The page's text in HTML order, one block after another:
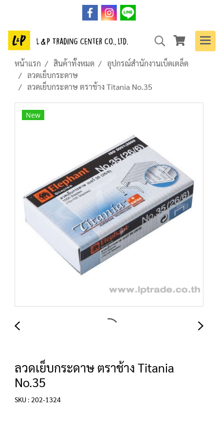
หน้าแรก สินค้าทั้งหมด
อุปกรณ์สำนักงานเบ็ดเตล็ด
ลวดเย็บกระดาษ
ลวดเย็บกระดาษ ตราช้าง Titania No.35
New
ลวดเย็บกระดาษ ตราช้าง Titania
No.35
SKU : 202-1324